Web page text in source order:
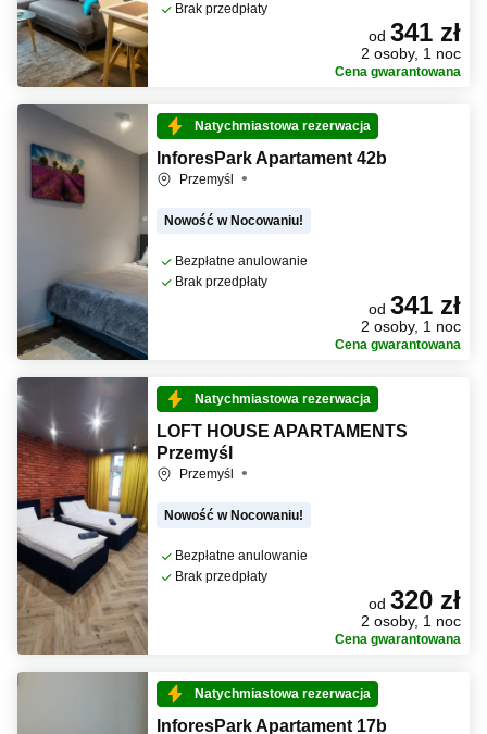
Brak przedpłaty
od 341 zł
2 osoby, 1 noc
Cena gwarantowana
Natychmiastowa rezerwacja
InforesPark Apartament 42b
Przemyśl
Nowość w Nocowaniu!
Bezpłatne anulowanie
Brak przedpłaty
od 341 zł
2 osoby, 1 noc
Cena gwarantowana
Natychmiastowa rezerwacja
LOFT HOUSE APARTAMENTS
Przemyśl
Przemyśl
Nowość w Nocowaniu!
Bezpłatne anulowanie
Brak przedpłaty
od 320 zł
2 osoby, 1 noc
Cena gwarantowana
Natychmiastowa rezerwacja
InforesPark Apartament 17b